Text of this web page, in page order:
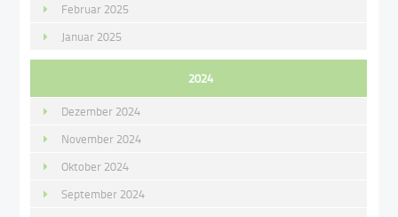
Februar 2025
Januar 2025
2024
Dezember 2024
November 2024
Oktober 2024
September 2024